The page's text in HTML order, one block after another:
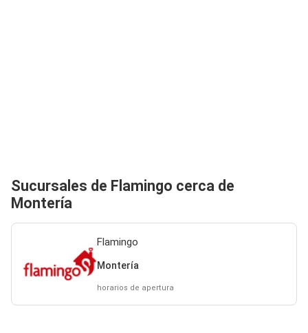
Sucursales de Flamingo cerca de
Montería
Flamingo
Montería
horarios de apertura